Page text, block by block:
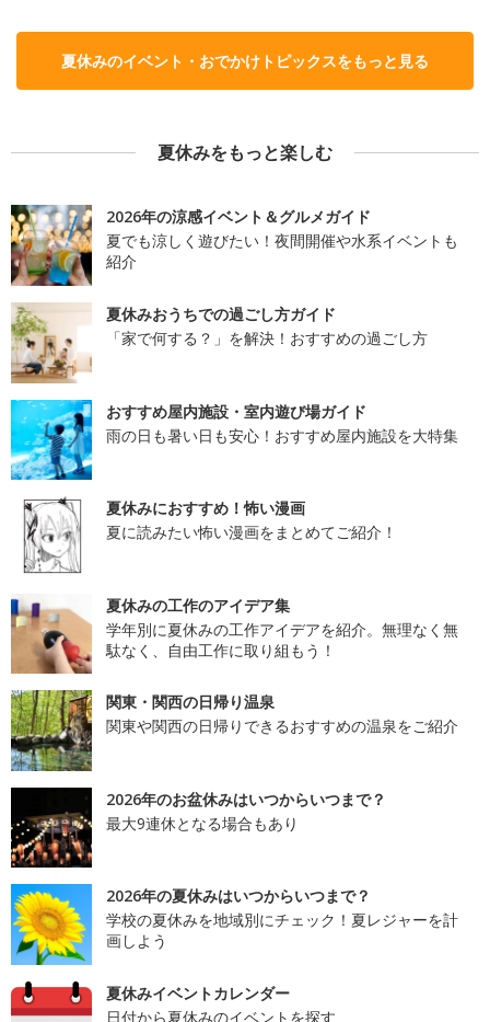
夏休みのイベント・おでかけトピックスをもっと見る
夏休みをもっと楽しむ
2026年の涼感イベント＆グルメガイド
夏でも涼しく遊びたい！夜間開催や水系イベントも
紹介
夏休みおうちでの過ごし方ガイド
「家で何する？」を解決！おすすめの過ごし方
おすすめ屋内施設・室内遊び場ガイド
雨の日も暑い日も安心！おすすめ屋内施設を大特集
夏休みにおすすめ！怖い漫画
夏に読みたい怖い漫画をまとめてご紹介！
夏休みの工作のアイデア集
学年別に夏休みの工作アイデアを紹介。無理なく無
駄なく、自由工作に取り組もう！
関東・関西の日帰り温泉
関東や関西の日帰りできるおすすめの温泉をご紹介
2026年のお盆休みはいつからいつまで？
最大9連休となる場合もあり
2026年の夏休みはいつからいつまで？
学校の夏休みを地域別にチェック！夏レジャーを計
画しよう
夏休みイベントカレンダー
日付から夏休みのイベントを探す